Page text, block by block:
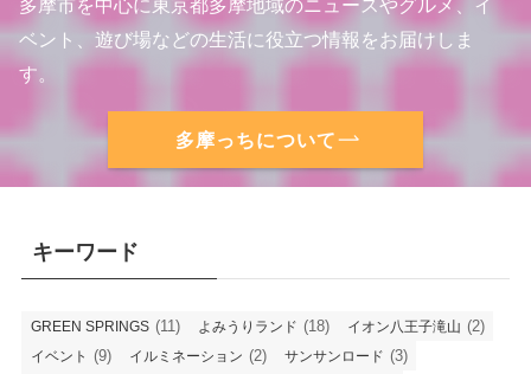
多摩市を中心に東京都多摩地域のニュースやグルメ、イ
ベント、遊び場などの生活に役立つ情報をお届けしま
す。
多摩っちについて
キーワード
GREEN SPRINGS (11) よみうりランド (18) イオン八王子滝山 (2)
イベント (9) イルミネーション (2) サンサンロード (3)